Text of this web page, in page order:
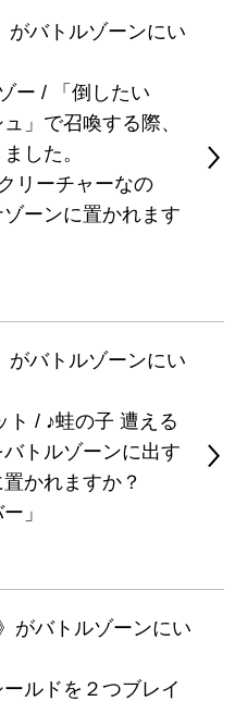
がバトルゾーンにい
ー / 「倒したい
」で召喚する際、
した。
リーチャーなの
ーンに置かれます
がバトルゾーンにい
ト / ♪蛙の子 遭える
トルゾーンに出す
かれますか？
」
がバトルゾーンにい
ルドを２つブレイ